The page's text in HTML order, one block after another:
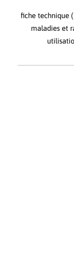
fiche technique
maladies et